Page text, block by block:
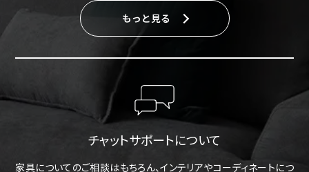
もっと見る
チャットサポートについて
家具についてのご相談はもちろん、インテリアやコーディネートにつ